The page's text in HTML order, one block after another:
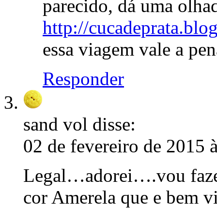
parecido, dá uma
http://
essa viagem vale a
Responder
sand vol disse:
02 de fevereiro de 2015
Legal…adorei….vou
cor Amerela que e bem